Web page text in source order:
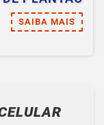
SAIBA MAIS